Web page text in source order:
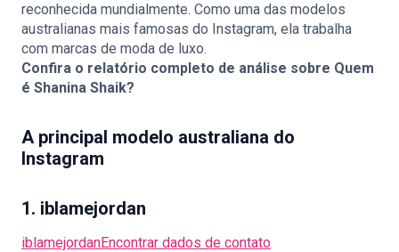
reconhecida mundialmente. Como uma das modelos
australianas mais famosas do Instagram, ela trabalha
com marcas de moda de luxo.
Confira o relatório completo de análise sobre Quem
é Shanina Shaik?
A principal modelo australiana do
Instagram
1. iblamejordan
iblamejordanEncontrar dados de contato